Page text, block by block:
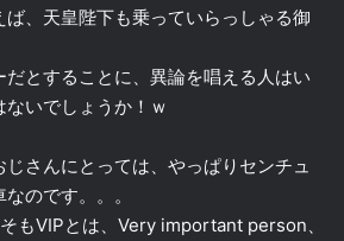
、天皇陛下も乗っていらっしゃる御
だとすることに、異論を唱える人はい
いでしょうか！ｗ
さんにとっては、やっぱりセンチュ
のです。。。
もVIPとは、Very important person、